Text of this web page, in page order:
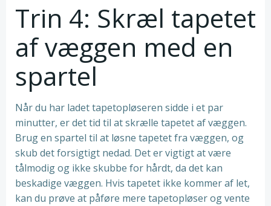
Trin 4: Skræl tapetet
af væggen med en
spartel
Når du har ladet tapetopløseren sidde i et par
minutter, er det tid til at skrælle tapetet af væggen.
Brug en spartel til at løsne tapetet fra væggen, og
skub det forsigtigt nedad. Det er vigtigt at være
tålmodig og ikke skubbe for hårdt, da det kan
beskadige væggen. Hvis tapetet ikke kommer af let,
kan du prøve at påføre mere tapetopløser og vente